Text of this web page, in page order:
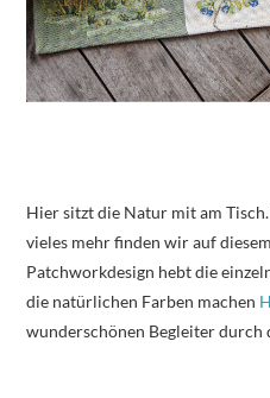
Hier sitzt die Natur mit am
vieles mehr finden wir auf
Patchworkdesign hebt die
die natürlichen Farben machen
wunderschönen Begleiter durch